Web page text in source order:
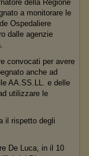
della Regione
a monitorare le
Ospedaliere
dalle agenzie
convocati per avere
anche ad
AA.SS.LL. e delle
utilizzare le
il rispetto degli
De Luca, in il 10